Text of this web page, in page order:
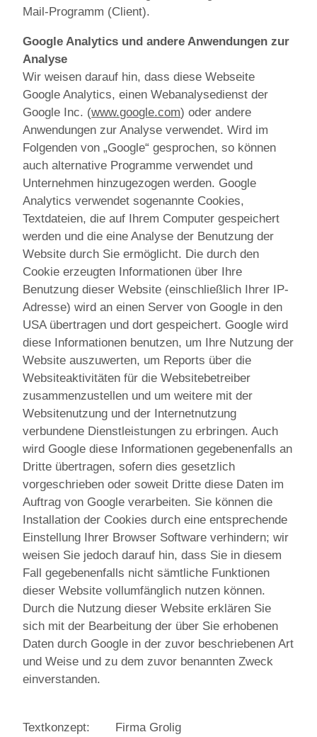
Mail-Programm (Client).
Google Analytics und andere Anwendungen zur
Analyse
Wir weisen darauf hin, dass diese Webseite
Google Analytics, einen Webanalysedienst der
Google Inc. (www.google.com) oder andere
Anwendungen zur Analyse verwendet. Wird im
Folgenden von „Google“ gesprochen, so können
auch alternative Programme verwendet und
Unternehmen hinzugezogen werden. Google
Analytics verwendet sogenannte Cookies,
Textdateien, die auf Ihrem Computer gespeichert
werden und die eine Analyse der Benutzung der
Website durch Sie ermöglicht. Die durch den
Cookie erzeugten Informationen über Ihre
Benutzung dieser Website (einschließlich Ihrer IP-
Adresse) wird an einen Server von Google in den
USA übertragen und dort gespeichert. Google wird
diese Informationen benutzen, um Ihre Nutzung der
Website auszuwerten, um Reports über die
Websiteaktivitäten für die Websitebetreiber
zusammenzustellen und um weitere mit der
Websitenutzung und der Internetnutzung
verbundene Dienstleistungen zu erbringen. Auch
wird Google diese Informationen gegebenenfalls an
Dritte übertragen, sofern dies gesetzlich
vorgeschrieben oder soweit Dritte diese Daten im
Auftrag von Google verarbeiten. Sie können die
Installation der Cookies durch eine entsprechende
Einstellung Ihrer Browser Software verhindern; wir
weisen Sie jedoch darauf hin, dass Sie in diesem
Fall gegebenenfalls nicht sämtliche Funktionen
dieser Website vollumfänglich nutzen können.
Durch die Nutzung dieser Website erklären Sie
sich mit der Bearbeitung der über Sie erhobenen
Daten durch Google in der zuvor beschriebenen Art
und Weise und zu dem zuvor benannten Zweck
einverstanden.
Textkonzept:
Firma Grolig